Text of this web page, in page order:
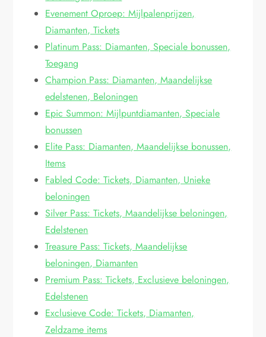
Evenement Oproep: Mijlpalenprijzen,
Diamanten, Tickets
Platinum Pass: Diamanten, Speciale bonussen,
Toegang
Champion Pass: Diamanten, Maandelijkse
edelstenen, Beloningen
Epic Summon: Mijlpuntdiamanten, Speciale
bonussen
Elite Pass: Diamanten, Maandelijkse bonussen,
Items
Fabled Code: Tickets, Diamanten, Unieke
beloningen
Silver Pass: Tickets, Maandelijkse beloningen,
Edelstenen
Treasure Pass: Tickets, Maandelijkse
beloningen, Diamanten
Premium Pass: Tickets, Exclusieve beloningen,
Edelstenen
Exclusieve Code: Tickets, Diamanten,
Zeldzame items